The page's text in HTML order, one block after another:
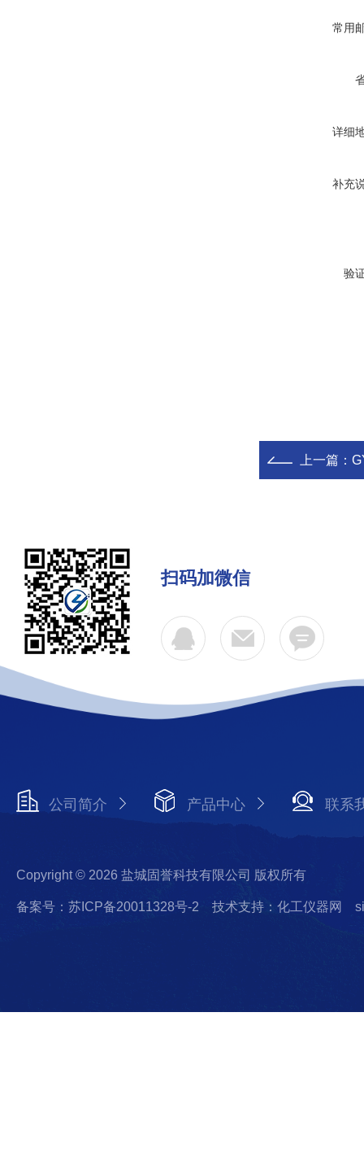
常用
详细
补充
验
上一篇：
扫码加微信
公司简介 产品中心 联系
Copyright © 2026 盐城固誉科技有限公司 版权所有
备案号：苏ICP备20011328号-2 技术支持：化工仪器网